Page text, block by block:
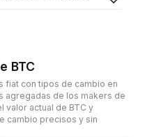
BTC
fiat con tipos de cambio en
agregadas de los makers de
valor actual de BTC y
cambio precisos y sin